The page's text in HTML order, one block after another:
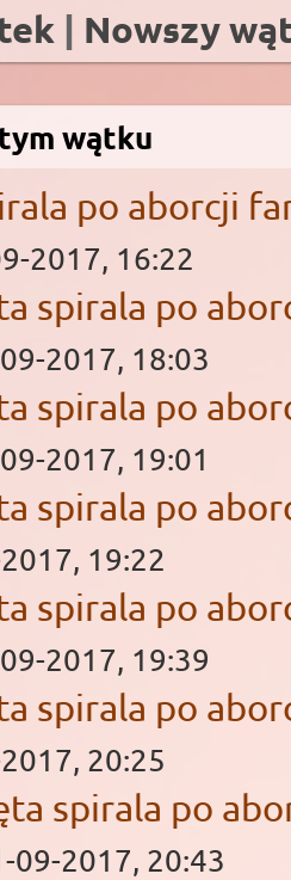
| Nowszy
wątku
po aborcji
2017, 16:22
spirala po
2017, 18:03
spirala po
2017, 19:01
spirala po
19:22
spirala po
2017, 19:39
spirala po
20:25
spirala po
09-2017, 20:43